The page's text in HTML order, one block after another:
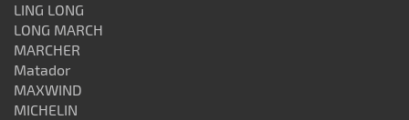
LING LONG
LONG MARCH
MARCHER
Matador
MAXWIND
MICHELIN